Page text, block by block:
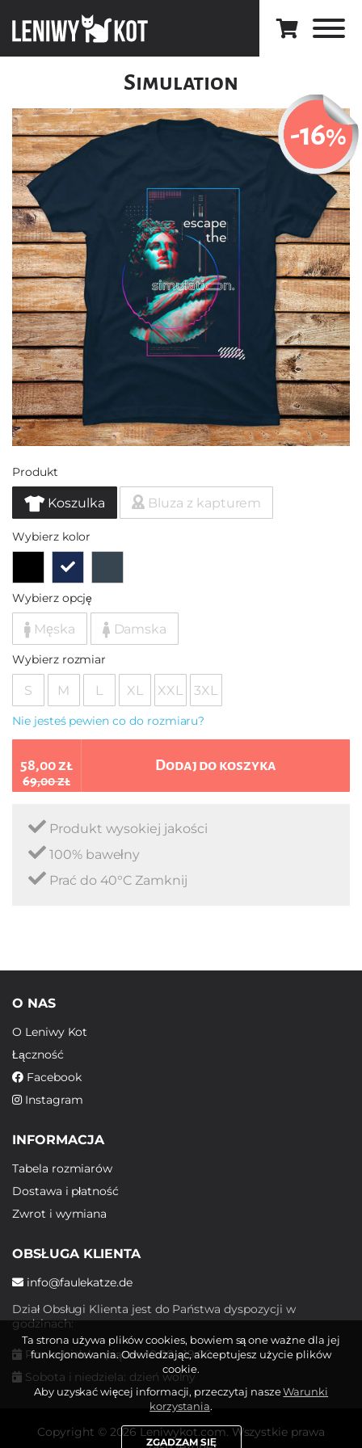
Simulation
-16%
Produkt
Koszulka Bluza z kapturem
Wybierz kolor
Wybierz opcję
Męska Damska
Wybierz rozmiar
S M L XL XXL 3XL
Nie jesteś pewien co do rozmiaru?
58,00 zł
69,00 zł
Dodaj do koszyka
Produkt wysokiej jakości
100% bawełny
Prać do 40°C Zamknij
O NAS
O Leniwy Kot
Łączność
Facebook
Instagram
INFORMACJA
Tabela rozmiarów
Dostawa i płatność
Zwrot i wymiana
OBSŁUGA KLIENTA
info@faulekatze.de
Dział Obsługi Klienta jest do Państwa dyspozycji w
godzinach:
Poniedziałek - piątek: 10:00 - 19:00
Sobota i niedziela: dzień wolny
Copyright © 2026 Leniwykot.com. Wszystkie prawa
Ta strona używa plików cookies, bowiem są one ważne dla jej
funkcjonowania. Odwiedzając, akceptujesz użycie plików
cookie.
Aby uzyskać więcej informacji, przeczytaj naszeWarunki
korzystania.
ZGADZAM SIĘ